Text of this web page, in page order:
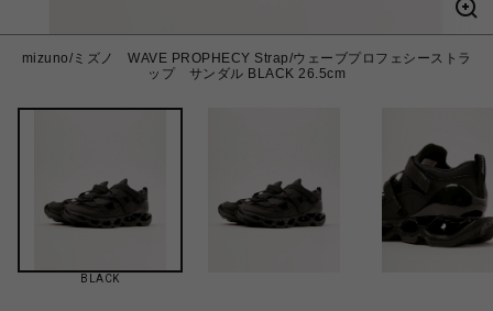
mizuno/ミズノ WAVE PROPHECY Strap/ウェーブプロフェシーストラ
ップ サンダル BLACK 26.5cm
BLACK